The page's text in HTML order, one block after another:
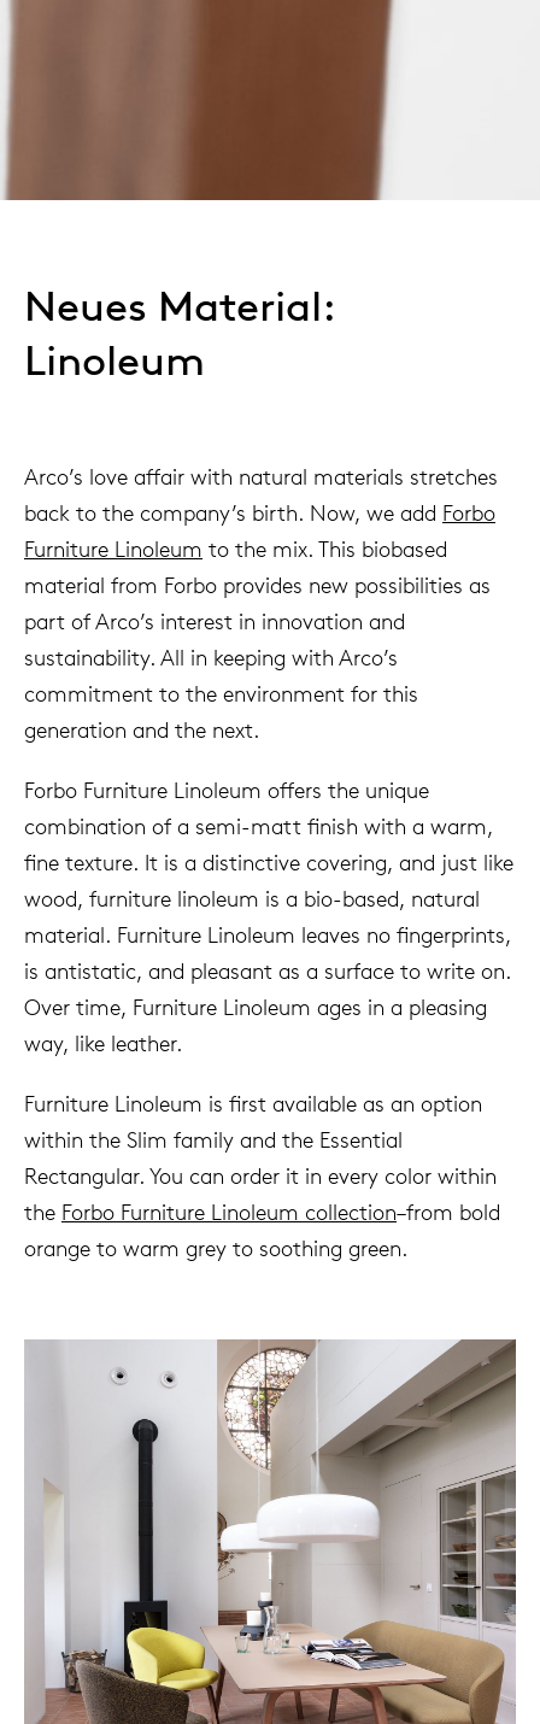
Neues Material:
Linoleum
Arco’s love affair with natural materials stretches
back to the company’s birth. Now, we add Forbo
Furniture Linoleum to the mix. This biobased
material from Forbo provides new possibilities as
part of Arco’s interest in innovation and
sustainability. All in keeping with Arco’s
commitment to the environment for this
generation and the next.
Forbo Furniture Linoleum offers the unique
combination of a semi-matt finish with a warm,
fine texture. It is a distinctive covering, and just like
wood, furniture linoleum is a bio-based, natural
material. Furniture Linoleum leaves no fingerprints,
is antistatic, and pleasant as a surface to write on.
Over time, Furniture Linoleum ages in a pleasing
way, like leather.
Furniture Linoleum is first available as an option
within the Slim family and the Essential
Rectangular. You can order it in every color within
the Forbo Furniture Linoleum collection–from bold
orange to warm grey to soothing green.